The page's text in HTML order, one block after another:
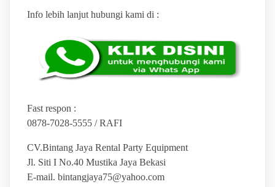
Info lebih lanjut hubungi kami di :
Fast respon :
0878-7028-5555 / RAFI
CV.Bintang Jaya Rental Party Equipment
Jl. Siti I No.40 Mustika Jaya Bekasi
E-mail. bintangjaya75@yahoo.com